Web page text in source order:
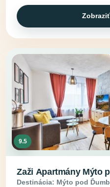
9.5
Zaži Apartmány Mýto
Destinácia: Mýto pod